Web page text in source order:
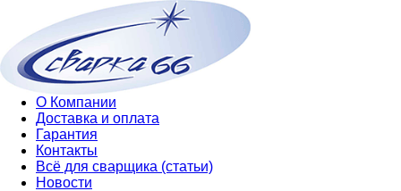
О Компании
Доставка и оплата
Гарантия
Контакты
Всё для сварщика (статьи)
Новости